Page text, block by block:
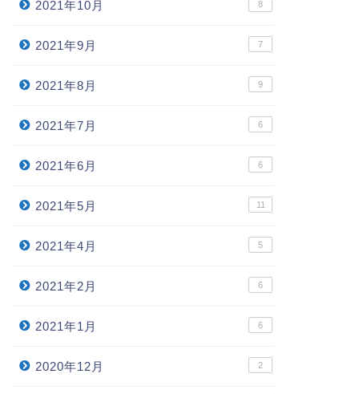
2021年10月 8
2021年9月 7
2021年8月 9
2021年7月 6
2021年6月 6
2021年5月 11
2021年4月 5
2021年2月 6
2021年1月 6
2020年12月 2